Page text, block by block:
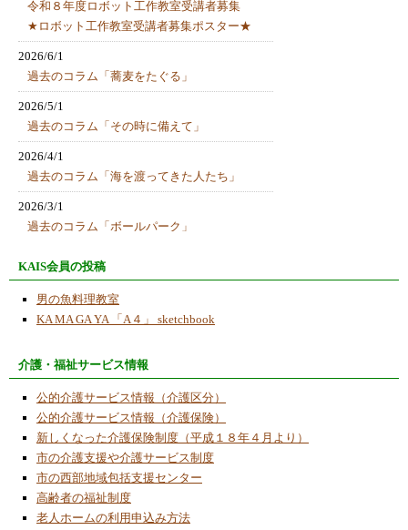
令和８年度ロボット工作教室受講者募集
★ロボット工作教室受講者募集ポスター★
2026/6/1
過去のコラム「蕎麦をたぐる」
2026/5/1
過去のコラム「その時に備えて」
2026/4/1
過去のコラム「海を渡ってきた人たち」
2026/3/1
過去のコラム「ボールパーク」
ゼスチャー顔認識センサーロボット
2026/1/8
ご注意ください！！当ＮＰＯ法人では「アカ
ルは一切発信しておりません。個人の情報漏
認」サイトや【サポート窓口】kamagaya-
info.com への返信メールやフリーダイヤルの
カスタマーサポートへの電話連絡は一切行わ
ないようにお願い致します。
2026/1/1
あけましておめでとうございます
KAIS会員の投稿
男の魚料理教室
KA MA GA YA 「A４」 sketchbook
介護・福祉サービス情報
公的介護サービス情報（介護区分）
公的介護サービス情報（介護保険）
新しくなった介護保険制度（平成１８年４月より）
市の介護支援や介護サービス制度
市の西部地域包括支援センター
高齢者の福祉制度
老人ホームの利用申込み方法